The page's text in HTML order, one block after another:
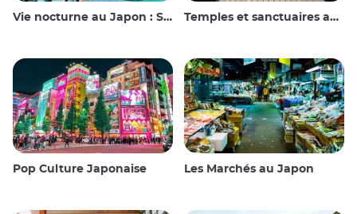
Vie nocturne au Japon : Sortir, voir et boire Temples et sanctuaires au Japon
Pop Culture Japonaise Les Marchés au Japon